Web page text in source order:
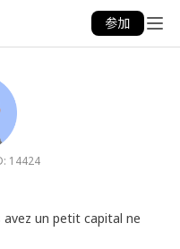
参加
14424
avez un petit capital ne